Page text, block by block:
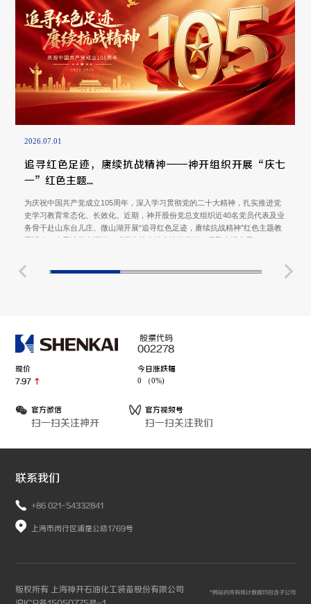
2026.07.01
追寻红色足迹，赓续抗战精神——神开组织开展“庆七
一”红色主题...
为庆祝中国共产党成立105周年，深入学习贯彻党的二十大精神，扎实推进党
史学习教育常态化、长效化。近期，神开股份党总支组织近40名党员代表及业
务骨干赴山东台儿庄、微山湖开展“追寻红色足迹，赓续抗战精神”红色主题教
股票代码
002278
现价
7.97
今日涨跌幅
0 （0%)
官方微信
扫一扫关注神开
官方视频号
扫一扫关注我们
联系我们
+86 021-54332841
上海市闵行区浦星公路1769号
版权所有 上海神开石油化工装备股份有限公司
*网站内所有统计数据均包含子公司